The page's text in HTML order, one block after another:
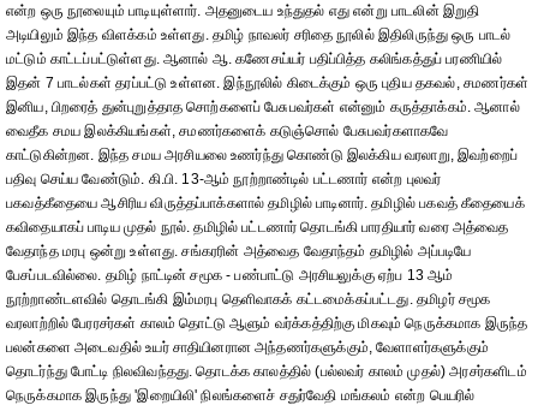
என்ற ஒரு நூலையும் பாடியுள்ளார். அதனுடைய உந்துதல் எது என்று பாடலின் இறுதி
அடியிலும் இந்த விளக்கம் உள்ளது. தமிழ் நாவலர் சரிதை நூலில் இதிலிருந்து ஒரு பாடல்
மட்டும் காட்டப்பட்டுள்ளது. ஆனால் ஆ. கணேசய்யர் பதிப்பித்த கலிங்கத்துப் பரணியில்
இதன் 7 பாடல்கள் தரப்பட்டு உள்ளன. இந்நூலில் கிடைக்கும் ஒரு புதிய தகவல், சமணர்கள்
இனிய, பிறரைத் துன்புறுத்தாத சொற்களைப் பேசுபவர்கள் என்னும் கருத்தாக்கம். ஆனால்
வைதீக சமய இலக்கியங்கள், சமணர்களைக் கடுஞ்சொல் பேசுபவர்களாகவே
காட்டுகின்றன. இந்த சமய அரசியலை உணர்ந்து கொண்டு இலக்கிய வரலாறு, இவற்றைப்
பதிவு செய்ய வேண்டும். கி.பி. 13-ஆம் நூற்றாண்டில் பட்டணார் என்ற புலவர்
பகவத்கீதையை ஆசிரிய விருத்தப்பாக்களால் தமிழில் பாடினார். தமிழில் பகவத் கீதையைக்
கவிதையாகப் பாடிய முதல் நூல். தமிழில் பட்டணார் தொடங்கி பாரதியார் வரை அத்வைத
வேதாந்த மரபு ஒன்று உள்ளது. சங்கரரின் அத்வைத வேதாந்தம் தமிழில் அப்படியே
பேசப்படவில்லை. தமிழ் நாட்டின் சமூக - பண்பாட்டு அரசியலுக்கு ஏற்ப 13 ஆம்
நூற்றாண்டளவில் தொடங்கி இம்மரபு தெளிவாகக் கட்டமைக்கப்பட்டது. தமிழர் சமூக
வரலாற்றில் பேரரசர்கள் காலம் தொட்டு ஆளும் வர்க்கத்திற்கு மிகவும் நெருக்கமாக இருந்த
பலன்களை அடைவதில் உயர் சாதியினரான அந்தணர்களுக்கும், வேளாளர்களுக்கும்
தொடர்ந்து போட்டி நிலவிவந்தது. தொடக்க காலத்தில் (பல்லவர் காலம் முதல்) அரசர்களிடம்
நெருக்கமாக இருந்து 'இறையிலி' நிலங்களைச் சதுர்வேதி மங்கலம் என்ற பெயரில்